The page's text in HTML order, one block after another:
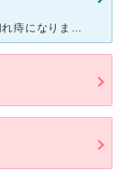
もともと酷い便秘が、妊娠中にさらに酷くなり切れ痔になりました。 出産後にさらに悪化、痛みに耐えられなくなりこちらに通院しました。 家からは遠かったですが、女医さんのいる専門の大きな病院を選びました